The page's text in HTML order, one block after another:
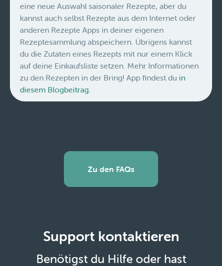
eine neue Auswahl saisonaler Rezepte, aber du
kannst auch selbst Rezepte aus dem Internet oder
anderen Rezepte Apps in deiner eigenen
Rezeptesammlung abspeichern. Übrigens kannst
du die Zutaten eines Rezepts mit nur einem Klick
auf deine Einkaufsliste setzen. Mehr Informationen
zu den Rezepten in der Bring! App findest du in
diesem Blogbeitrag.
Zu den FAQs
Support kontaktieren
Benötigst du Hilfe oder hast